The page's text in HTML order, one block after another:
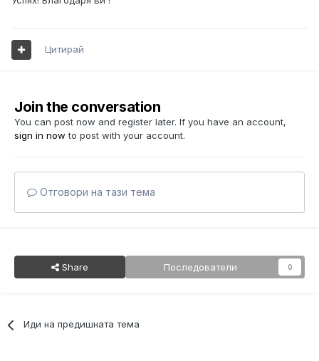
Цитирай
Join the conversation
You can post now and register later. If you have an account,
sign in now to post with your account.
Отговори на тази тема
Share Последователи 0
Иди на предишната тема